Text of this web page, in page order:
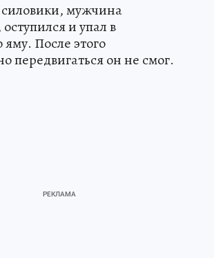
мужчина
и упал в
После этого
передвигаться он не смог.